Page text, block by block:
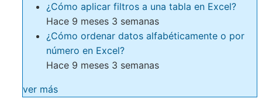
¿Cómo aplicar filtros a una tabla en Excel?
Hace 9 meses 3 semanas
¿Cómo ordenar datos alfabéticamente o por
número en Excel?
Hace 9 meses 3 semanas
ver más